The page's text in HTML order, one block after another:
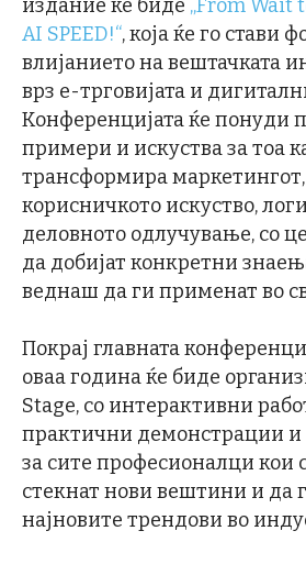
издание ќе биде „From Wait
AI SPEED!“, која ќе го стави
влијанието на вештачката
врз е-трговијата и
Конференцијата ќе понуди
примери и искуства за тоа
трансформира
корисничкото искуство,
деловното одлучување, со
да добијат конкретни
веднаш да ги применат во
Покрај главната
оваа година ќе биде
Stage, со интерактивни
практични демонстрации и
за сите професионалци кои
стекнат нови вештини и да
најновите трендови во